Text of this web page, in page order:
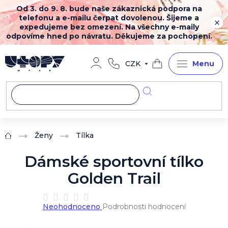
Přejít
na
obsah
Od 3. do 9. 8. bude naše zákaznická podpora na
telefonu a e-mailu čerpat dovolenou. Šijeme a
expedujeme bez omezení. Na všechny e-maily
odpovíme hned po návratu. Děkujeme za pochopení.
CZK
Nákupní
košík
Domů Ženy Tílka
Dámské sportovní tílko
Golden Trail
Průměrné
hodnocení
Neohodnoceno Podrobnosti hodnocení